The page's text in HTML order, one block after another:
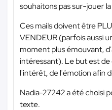
souhaitons pas sur-jouer
Ces mails doivent être
VENDEUR (parfois aussi
moment plus émouvant,
intéressant). Le but est
l'intérêt, de l'émotion afin
Nadia-27242 a été choisi
texte.